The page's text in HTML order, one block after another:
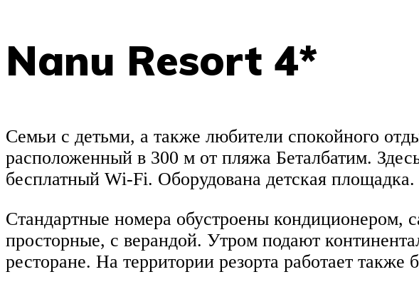
Nanu Resort 4*
Семьи с детьми, а также любители спокойного
расположенный в 300 м от пляжа Беталбатим.
бесплатный Wi-Fi. Оборудована детская
Стандартные номера обустроены кондиционером,
просторные, с верандой. Утром подают
ресторане. На территории резорта работает также